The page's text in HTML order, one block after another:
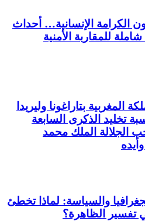
الكرامة الإنسانية… أحداث
للمقاربة الأمنية
المغربية بتاراغونا وليريدا
تخليد الذكرى السابعة
الجلالة الملك محمد
والسياسة: لماذا تخطئ
تفسير الظاهرة؟